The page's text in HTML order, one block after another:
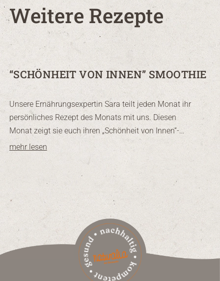
Weitere Rezepte
“SCHÖNHEIT VON INNEN” SMOOTHIE
Unsere Ernährungsexpertin Sara teilt jeden Monat ihr
persönliches Rezept des Monats mit uns. Diesen
Monat zeigt sie euch ihren „Schönheit von Innen“-
Smoothie – eine einfache, nährstoffreiche Mischung,
mehr lesen